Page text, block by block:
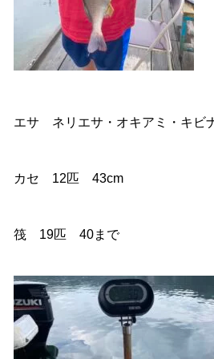
エサ ネリエサ・オキアミ・キビ
カセ 12匹 43cm
筏 19匹 40まで